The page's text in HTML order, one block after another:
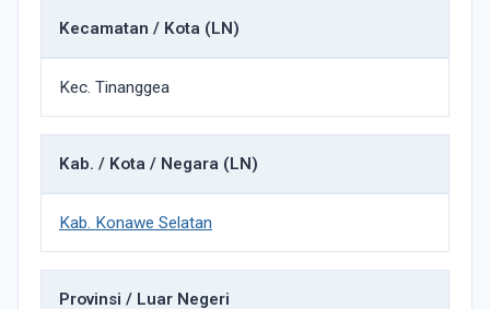
Kecamatan / Kota (LN)
Kec. Tinanggea
Kab. / Kota / Negara (LN)
Kab. Konawe Selatan
Provinsi / Luar Negeri